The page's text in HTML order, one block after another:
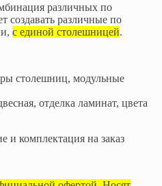
различных по
создавать различные по
с единой столешницей.
столешниц, модульные
отделка ламинат, цвета
и комплектация на заказ